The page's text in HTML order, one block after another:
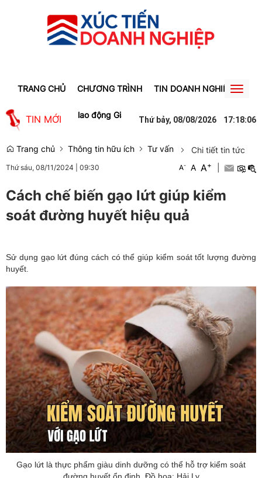
TRANG CHỦ CHƯƠNG TRÌNH TIN DOANH NGHIỆP Toggle
TIN MỚI
việc làm cho lao động Gia Lai Người phụ nữ ở Hưng Yên suýt
Thứ bảy, 08/08/2026 17:18:07
Trang chủ Thông tin hữu ích Tư vấn Chi tiết tin tức
Thứ sáu, 08/11/2024 09:30 A- A A+
Cách chế biến gạo lứt giúp kiểm
soát đường huyết hiệu quả
Sử dụng gạo lứt đúng cách có thể giúp kiểm soát tốt lượng đường
huyết.
Gạo lứt là thực phẩm giàu dinh dưỡng có thể hỗ trợ kiểm soát